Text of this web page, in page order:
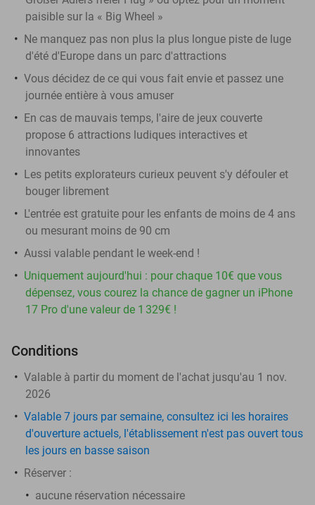
paisible sur la « Big Wheel »
Ne manquez pas non plus la plus longue piste de luge
d'été d'Europe dans un parc d'attractions
Vous décidez de ce qui vous fait envie et passez une
journée entière à vous amuser
En cas de mauvais temps, l'aire de jeux couverte
propose 6 attractions ludiques interactives et
innovantes
Les petits explorateurs curieux peuvent s'y défouler et
bouger librement
L'entrée est gratuite pour les enfants de moins de 4 ans
ou mesurant moins de 90 cm
Aussi valable pendant le week-end !
Uniquement aujourd'hui : pour chaque 10€ que vous
dépensez, vous courez la chance de gagner un iPhone
17 Pro d'une valeur de 1 329€ !
Conditions
Valable à partir du moment de l'achat jusqu'au 1 nov.
2026
Valable 7 jours par semaine, consultez ici les horaires
d'ouverture actuels, l'établissement n'est pas ouvert tous
les jours en basse saison
Réserver :
aucune réservation nécessaire